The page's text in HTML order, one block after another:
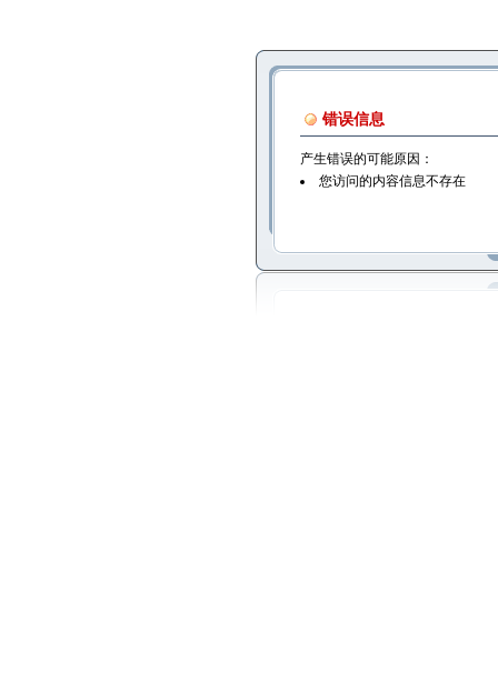
错误信息
产生错误的可能原因：
您访问的内容信息不存在